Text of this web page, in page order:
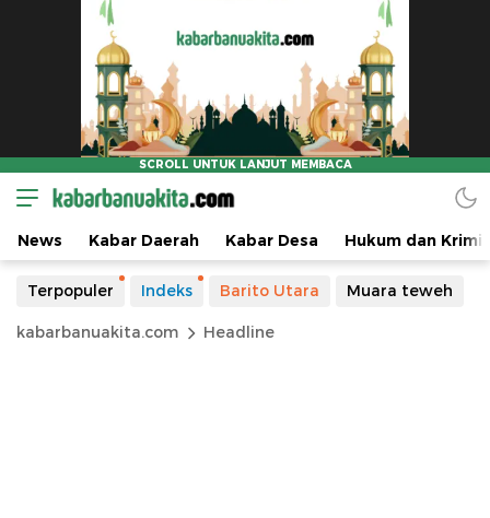
News Kabar Daerah Kabar Desa Hukum dan
Terpopuler Indeks Barito Utara Muara teweh
kabarbanuakita.com Headline